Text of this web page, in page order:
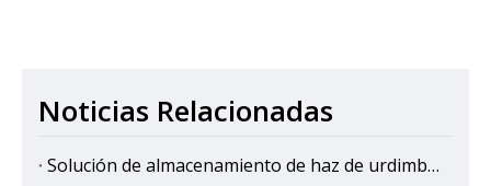
Noticias Relacionadas
Solución de almacenamiento de haz de urdimbre de alta densidad: utilización de espacio máximo en la fábrica textil